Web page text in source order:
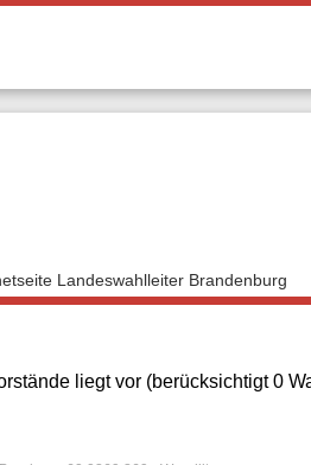
Landeswahlleiter Brandenburg
liegt vor (berücksichtigt 0